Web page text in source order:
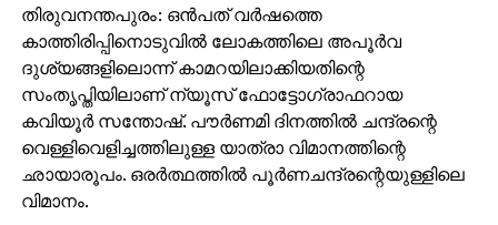
തിരുവനന്തപുരം: ഒന്‍പത് വര്‍ഷത്തെ
കാത്തിരിപ്പിനൊടുവില്‍ ലോകത്തിലെ അപൂര്‍വ
ദുശ്യങ്ങളിലൊന്ന് കാമറയിലാക്കിയതിന്റെ
സംതൃപ്തിയിലാണ് ന്യൂസ് ഫോട്ടോഗ്രാഫറായ
കവിയൂര്‍ സന്തോഷ്. പൗര്‍ണമി ദിനത്തില്‍ ചന്ദ്രന്റെ
വെള്ളിവെളിച്ചത്തിലുള്ള യാത്രാ വിമാനത്തിന്റെ
ഛായാരൂപം. ഒരര്‍ത്ഥത്തില്‍ പൂര്‍ണചന്ദ്രന്റെയുള്ളിലെ
വിമാനം.